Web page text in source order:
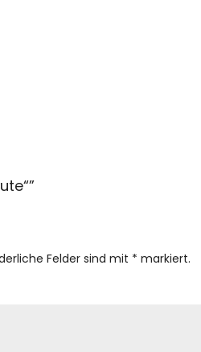
”
Felder sind mit * markiert.